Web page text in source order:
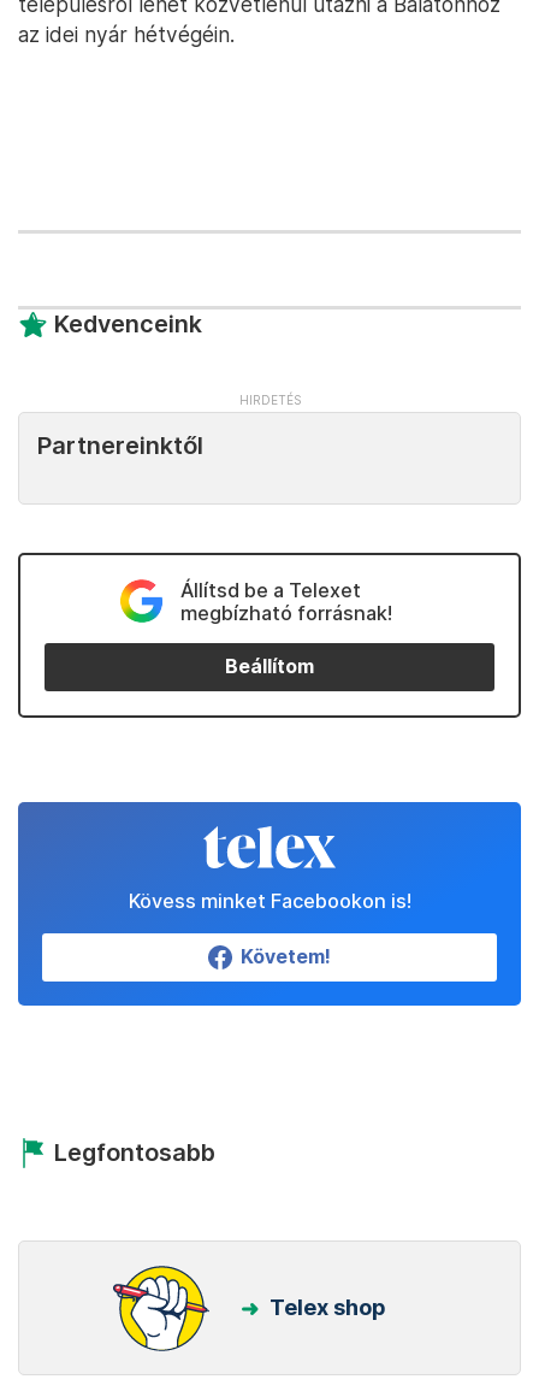
az idei nyár hétvégéin.
Kedvenceink
Partnereinktől
Állítsd be a Telexet
megbízható forrásnak!
Beállítom
Kövess minket Facebookon is!
Követem!
Legfontosabb
Telex shop